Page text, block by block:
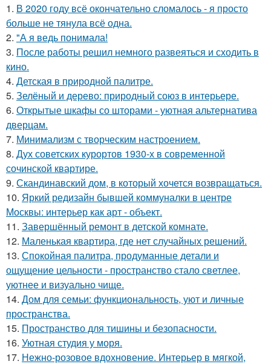
1. В 2020 году всё окончательно сломалось - я просто
больше не тянула всё одна.
2. "А я ведь понимала!
3. После работы решил немного развеяться и сходить в
кино.
4. Детская в природной палитре.
5. Зелёный и дерево: природный союз в интерьере.
6. Открытые шкафы со шторами - уютная альтернатива
дверцам.
7. Минимализм с творческим настроением.
8. Дух советских курортов 1930-х в современной
сочинской квартире.
9. Скандинавский дом, в который хочется возвращаться.
10. Яркий редизайн бывшей коммуналки в центре
Москвы: интерьер как арт - объект.
11. Завершённый ремонт в детской комнате.
12. Маленькая квартира, где нет случайных решений.
13. Спокойная палитра, продуманные детали и
ощущение цельности - пространство стало светлее,
уютнее и визуально чище.
14. Дом для семьи: функциональность, уют и личные
пространства.
15. Пространство для тишины и безопасности.
16. Уютная студия у моря.
17. Нежно-розовое вдохновение. Интерьер в мягкой,